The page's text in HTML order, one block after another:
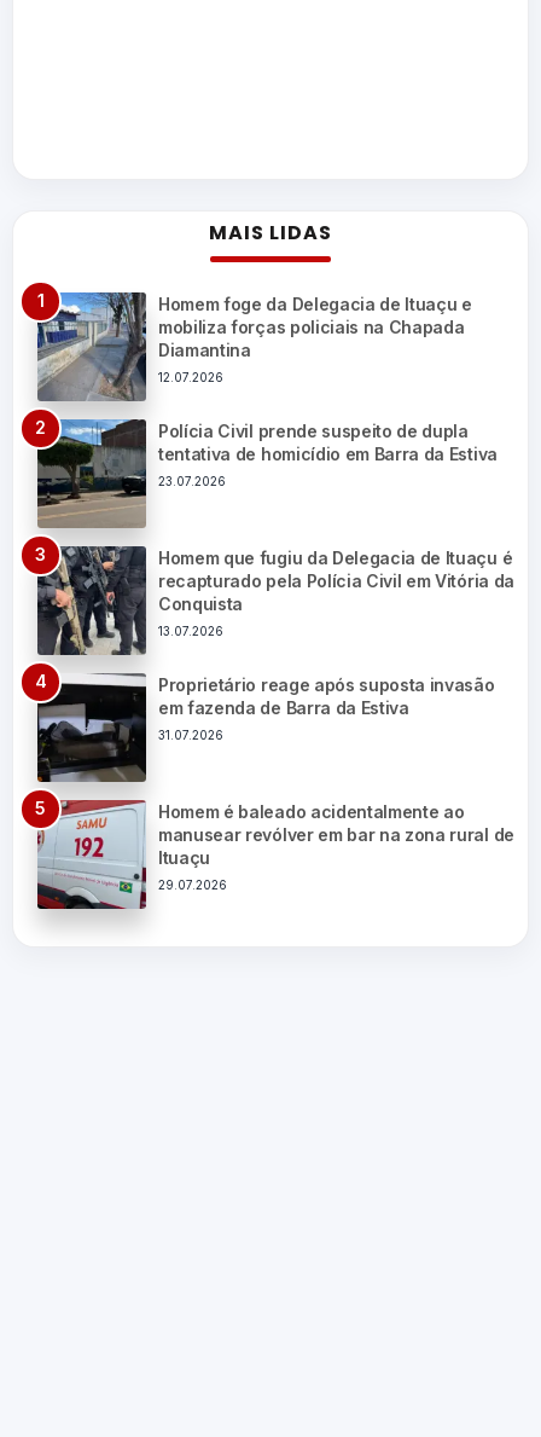
MAIS LIDAS
Homem foge da Delegacia de Ituaçu e
mobiliza forças policiais na Chapada
Diamantina
12.07.2026
Polícia Civil prende suspeito de dupla
tentativa de homicídio em Barra da Estiva
23.07.2026
Homem que fugiu da Delegacia de Ituaçu é
recapturado pela Polícia Civil em Vitória da
Conquista
13.07.2026
Proprietário reage após suposta invasão
em fazenda de Barra da Estiva
31.07.2026
Homem é baleado acidentalmente ao
manusear revólver em bar na zona rural de
Ituaçu
29.07.2026